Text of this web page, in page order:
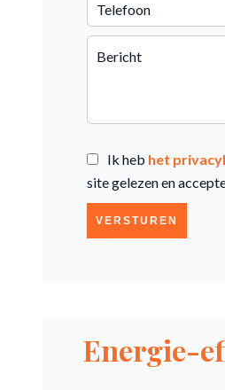
Ik heb het
site gelezen en
VERSTUREN
Energie-